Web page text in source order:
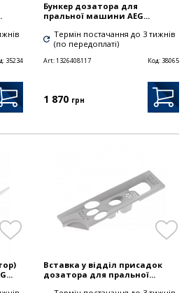
35234
Бункер дозатора для
пральної машини AEG...
Термін постачання до 3 тижнів
(по передоплаті)
Art:1326408117 Код: 38065
1 870 грн
Вставка у відділ присадок
дозатора для пральної...